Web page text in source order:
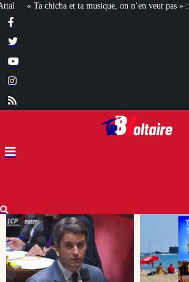
veut pas » : la mairie RN d’Agde face à la meute «